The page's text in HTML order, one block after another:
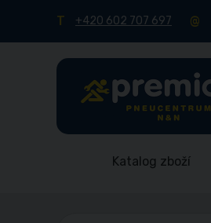
+420 602 707 697
Katalog zboží